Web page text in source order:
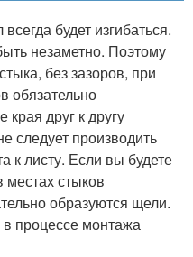
будет изгибаться.
незаметно. Поэтому
без зазоров, при
обязательно
друг к другу
следует производить
к листу. Если вы будете
местах стыков
образуются щели.
процессе монтажа